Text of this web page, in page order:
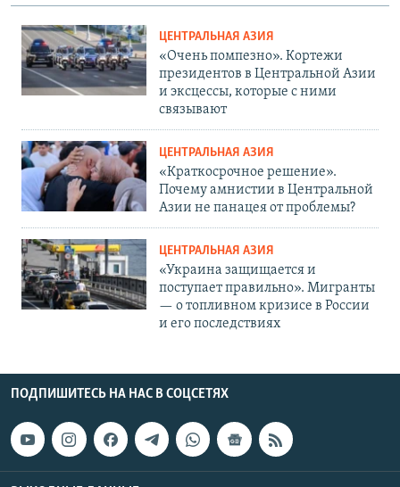
ЦЕНТРАЛЬНАЯ АЗИЯ
«Очень помпезно». Кортежи
президентов в Центральной Азии
и эксцессы, которые с ними
связывают
ЦЕНТРАЛЬНАЯ АЗИЯ
«Краткосрочное решение».
Почему амнистии в Центральной
Азии не панацея от проблемы?
ЦЕНТРАЛЬНАЯ АЗИЯ
«Украина защищается и
поступает правильно». Мигранты
— о топливном кризисе в России
и его последствиях
ПОДПИШИТЕСЬ НА НАС В СОЦСЕТЯХ